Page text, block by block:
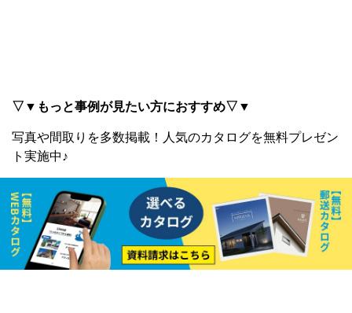
▽▼もっと事例が見たい方におすすめ▽▼
写真や間取りを多数掲載！ 人気のカタログを無料プレゼン
ト実施中♪